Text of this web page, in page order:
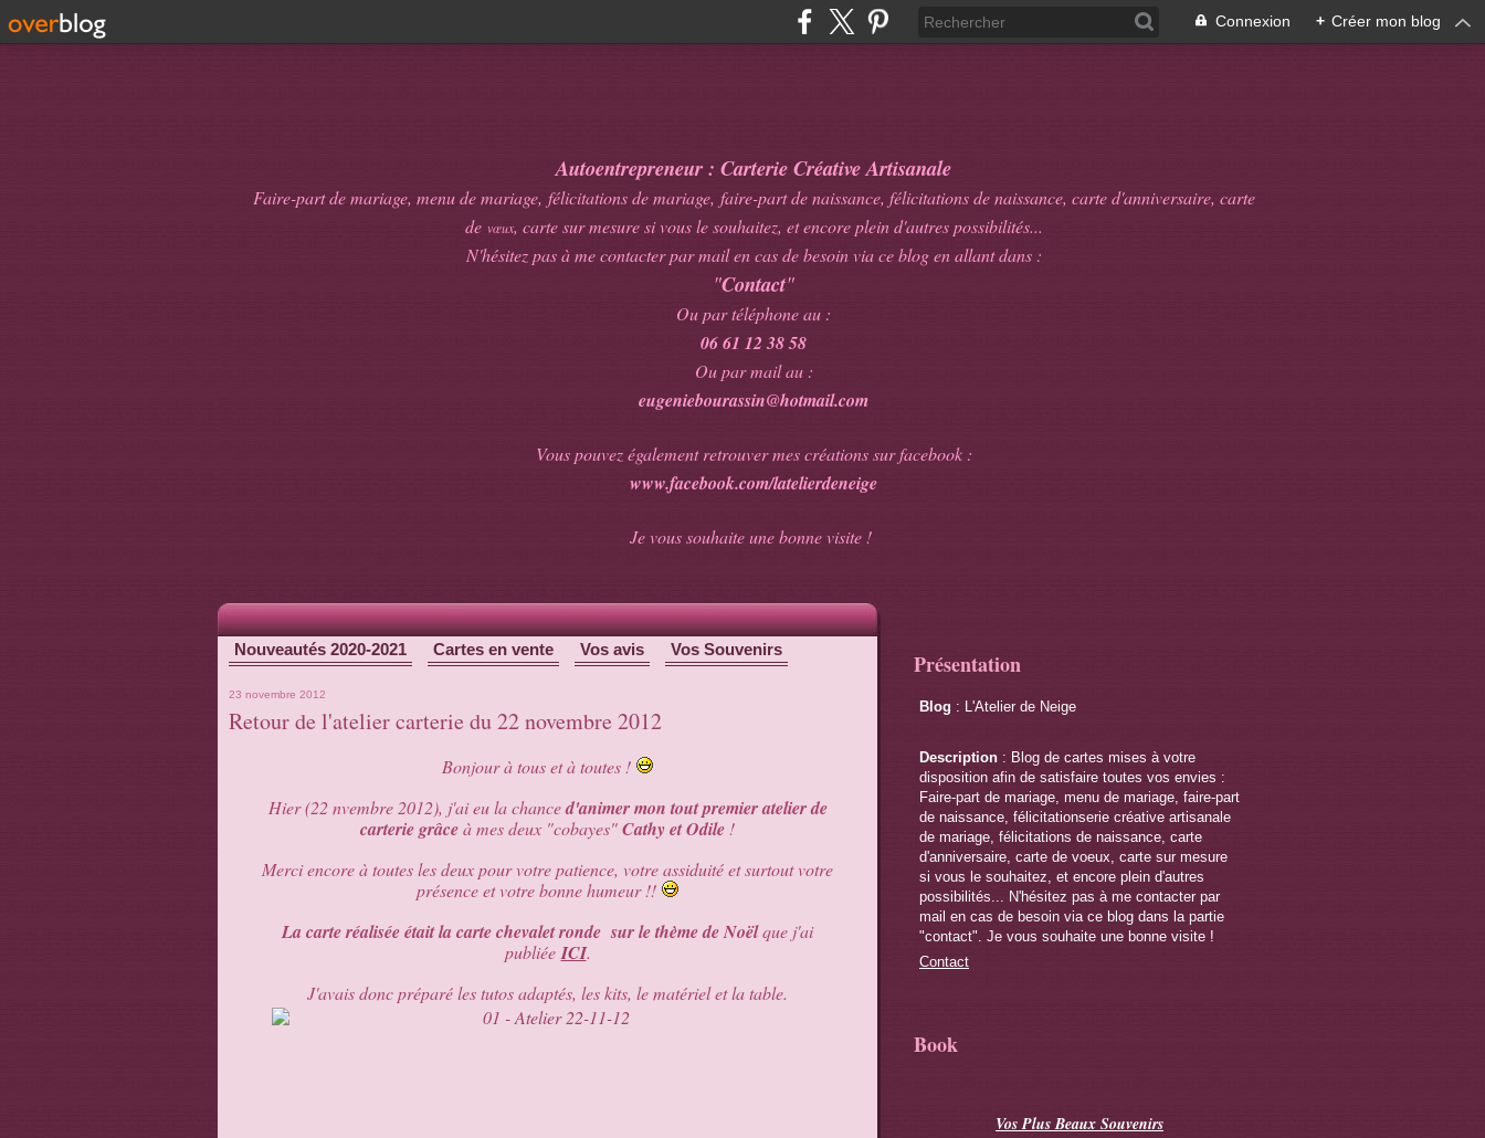
Connexion + Créer mon blog
Autoentrepreneur : Carterie Créative Artisanale
Faire-part de mariage, menu de mariage, félicitations de mariage, faire-part de naissance, félicitations de naissance, carte d'anniversaire, carte
de vœux, carte sur mesure si vous le souhaitez, et encore plein d'autres possibilités...
N'hésitez pas à me contacter par mail en cas de besoin via ce blog en allant dans :
"Contact"
Ou par téléphone au :
06 61 12 38 58
Ou par mail au :
eugeniebourassin@hotmail.com
Vous pouvez également retrouver mes créations sur facebook :
www.facebook.com/latelierdeneige
Je vous souhaite une bonne visite !
Nouveautés 2020-2021 Cartes en vente Vos avis Vos Souvenirs
23 novembre 2012
Retour de l'atelier carterie du 22 novembre 2012
Bonjour à tous et à toutes !
Hier (22 nvembre 2012), j'ai eu la chanced'animer mon tout premier atelier de
carterie grâceà mes deux "cobayes"Cathy et Odile !
Merci encore à toutes les deux pour votre patience, votre assiduité et surtout votre
présence et votre bonne humeur !!
La carte réalisée était la carte chevalet ronde sur le thème de Noëlque j'ai
publiée ICI.
J'avais donc préparé les tutos adaptés, les kits, le matériel et la table.
Présentation
Blog : L'Atelier de Neige
Description : Blog de cartes mises à votre
disposition afin de satisfaire toutes vos envies :
Faire-part de mariage, menu de mariage, faire-part
de naissance, félicitationserie créative artisanale
de mariage, félicitations de naissance, carte
d'anniversaire, carte de voeux, carte sur mesure
si vous le souhaitez, et encore plein d'autres
possibilités... N'hésitez pas à me contacter par
mail en cas de besoin via ce blog dans la partie
"contact". Je vous souhaite une bonne visite !
Contact
Book
Vos Plus Beaux Souvenirs